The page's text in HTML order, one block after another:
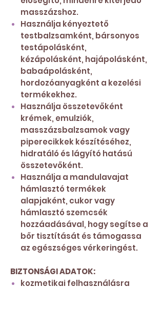
masszázshoz.
Használja kényeztető
testbalzsamként, bársonyos
testápolásként,
kézápolásként, hajápolásként,
babaápolásként,
hordozóanyagként a kezelési
termékekhez.
Használja összetevőként
krémek, emulziók,
masszázsbalzsamok vagy
piperecikkek készítéséhez,
hidratáló és lágyító hatású
összetevőként.
Használja a mandulavajat
hámlasztó termékek
alapjaként, cukor vagy
hámlasztó szemcsék
hozzáadásával, hogy segítse a
bőr tisztítását és támogassa
az egészséges vérkeringést.
BIZTONSÁGI ADATOK:
kozmetikai felhasználásra